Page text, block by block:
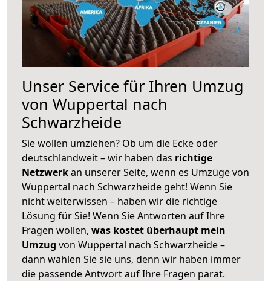
Unser Service für Ihren Umzug
von Wuppertal nach
Schwarzheide
Sie wollen umziehen? Ob um die Ecke oder
deutschlandweit – wir haben das richtige
Netzwerkan unserer Seite, wenn es Umzüge von
Wuppertal nach Schwarzheide geht! Wenn Sie
nicht weiterwissen – haben wir die richtige
Lösung für Sie! Wenn Sie Antworten auf Ihre
Fragen wollen, was kostet überhaupt mein
Umzug von Wuppertal nach Schwarzheide –
dann wählen Sie sie uns, denn wir haben immer
die passende Antwort auf Ihre Fragen parat.